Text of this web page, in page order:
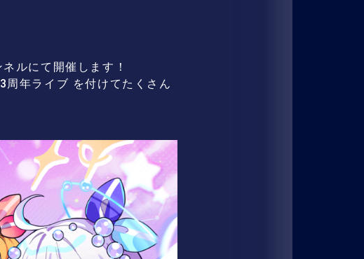
ルにて開催します！
年ライブ を付けてたくさん